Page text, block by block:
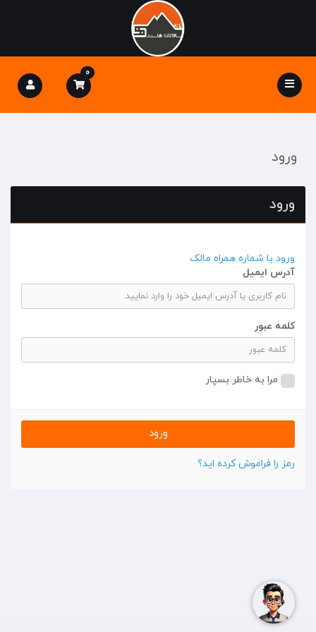
Toggle
navigation
0
ورود
ورود
ورود با شماره همراه مالک
آدرس ایمیل
کلمه عبور
مرا به خاطر بسپار
رمز را فراموش کرده اید؟